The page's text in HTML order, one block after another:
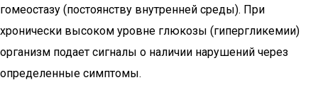
гомеостазу (постоянству внутренней среды). При
хронически высоком уровне глюкозы (гипергликемии)
организм подает сигналы о наличии нарушений через
определенные симптомы.